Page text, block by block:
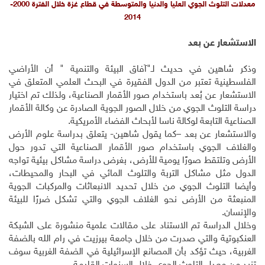
معدلات التلوث الجوي العليا والدنيا والمتوسطة في قطاع غزة خلال الفترة 2000-
2014
الاستشعار عن بعد
وذكر شاهين في حديث لـ"آفاق البيئة والتنمية " أن الأراضي
الفلسطينية تعتبر من الدول الفقيرة في البحث العلمي المتعلق في
الاستشعار عن بُعد باستخدام صور الأقمار الصناعية، ولذلك تم اختيار
دراسة التلوث الجوي من خلال الصور الجوية الصادرة عن وكالة الأقمار
الصناعية التابعة لوكالة ناسا لأبحاث الفضاء الأمريكية.
والاستشعار عن بعد –كما يقول شاهين- يتعلق بدراسة علوم الأرض
والغلاف الجوي باستخدام صور الأقمار الصناعية التي تدور حول
الأرض وتلتقط صورًا يومية للأرض، بغرض دراسة مشاكل بيئية تواجه
الدول مثل مشاكل التربة والتلوث المائي في البحار والمحيطات،
وأيضا التلوث الجوي من خلال تحديد الانبعاثات والمركبات الجوية
المنبعثة من الأرض نحو الغلاف الجوي والتي تشكل ضررًا للبيئة
والإنسان.
وخلال الدراسة تم الاستناد على مقالات علمية منشورة على الشبكة
العنكبوتية والتي صدرت من خلال جامعة بيرزيت في رام الله بالضفة
الغربية، حيث تؤكد بأن المصانع الإسرائيلية في الضفة الغربية سوف